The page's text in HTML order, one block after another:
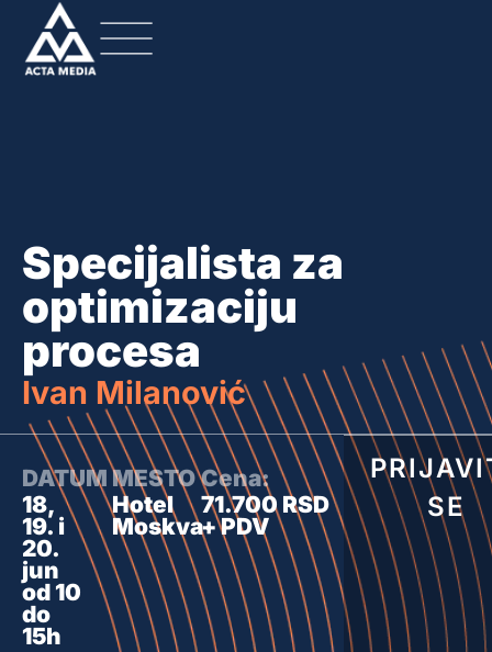
Specijalista za
optimizaciju
procesa
Ivan Milanović
DATUM
18,
19. i
20.
jun
od 10
do
15h
MESTO
Hotel
Moskva
Cena:
71.700 RSD
+ PDV
SE